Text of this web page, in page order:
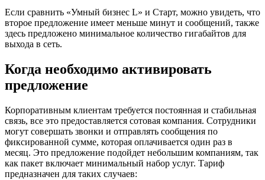
Если сравнить «Умный бизнес L» и Старт, можно увидеть, что
второе предложение имеет меньше минут и сообщений, также
здесь предложено минимальное количество гигабайтов для
выхода в сеть.
Когда необходимо активировать
предложение
Корпоративным клиентам требуется постоянная и стабильная
связь, все это предоставляется сотовая компания. Сотрудники
могут совершать звонки и отправлять сообщения по
фиксированной сумме, которая оплачивается один раз в
месяц. Это предложение подойдет небольшим компаниям, так
как пакет включает минимальный набор услуг. Тариф
предназначен для таких случаев: